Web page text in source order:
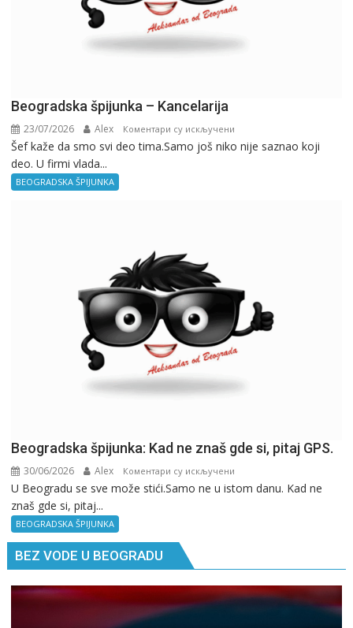
Beogradska špijunka – Kancelarija
23/07/2026 Alex Коментари су искључени
Beogradska
Šef kaže da smo svi deo tima.Samo još niko nije saznao koji
deo. U firmi vlada...
BEOGRADSKA ŠPIJUNKA
Beogradska špijunka: Kad ne znaš gde si, pitaj GPS.
30/06/2026 Alex Коментари су искључени
Beogradska
si,
U Beogradu se sve može stići.Samo ne u istom danu. Kad ne
znaš gde si, pitaj...
BEOGRADSKA ŠPIJUNKA
BEZ VODE U BEOGRADU